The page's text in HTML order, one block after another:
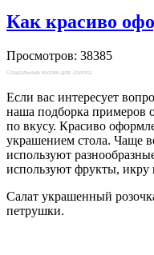
Как красиво
Просмотров: 38385
Социальные кнопки для Joomla
Если вас интересует
наша подборка примеров
по вкусу. Красиво
украшением стола. Чаще
используют
используют фрукты, икру
Салат украшенный
петрушки.